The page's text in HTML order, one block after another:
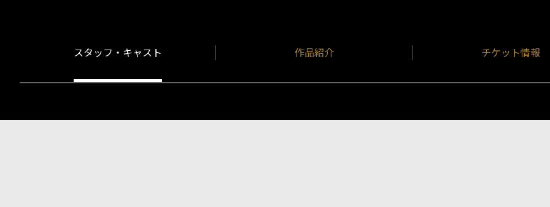
スタッフ・キャスト 作品紹介 チケット情報